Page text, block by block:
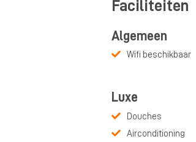
Faciliteiten
Algemeen
Wifi beschikbaar
Luxe
Douches
Airconditioning